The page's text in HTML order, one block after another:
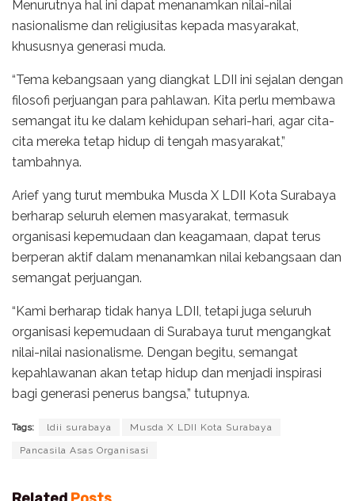
Menurutnya hal ini dapat menanamkan nilai-nilai
nasionalisme dan religiusitas kepada masyarakat,
khususnya generasi muda.
“Tema kebangsaan yang diangkat LDII ini sejalan dengan
filosofi perjuangan para pahlawan. Kita perlu membawa
semangat itu ke dalam kehidupan sehari-hari, agar cita-
cita mereka tetap hidup di tengah masyarakat,”
tambahnya.
Arief yang turut membuka Musda X LDII Kota Surabaya
berharap seluruh elemen masyarakat, termasuk
organisasi kepemudaan dan keagamaan, dapat terus
berperan aktif dalam menanamkan nilai kebangsaan dan
semangat perjuangan.
“Kami berharap tidak hanya LDII, tetapi juga seluruh
organisasi kepemudaan di Surabaya turut mengangkat
nilai-nilai nasionalisme. Dengan begitu, semangat
kepahlawanan akan tetap hidup dan menjadi inspirasi
bagi generasi penerus bangsa,” tutupnya.
Tags: ldii surabaya Musda X LDII Kota Surabaya
Pancasila Asas Organisasi